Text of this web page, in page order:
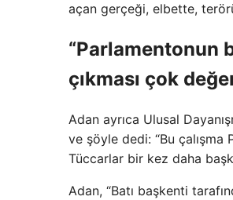
açan gerçeği, elbette,
“Parlamentonun
çıkması çok
Adan ayrıca Ulusal
ve şöyle dedi: “Bu
Tüccarlar bir kez daha
Adan, “Batı başkenti